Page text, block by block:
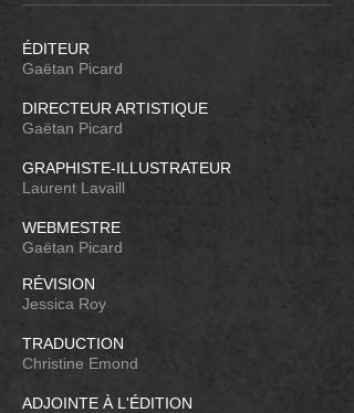
ÉDITEUR
Gaëtan Picard
DIRECTEUR ARTISTIQUE
Gaëtan Picard
GRAPHISTE-ILLUSTRATEUR
Laurent Lavaill
WEBMESTRE
Gaëtan Picard
RÉVISION
Jessica Roy
TRADUCTION
Christine Emond
ADJOINTE À L'ÉDITION